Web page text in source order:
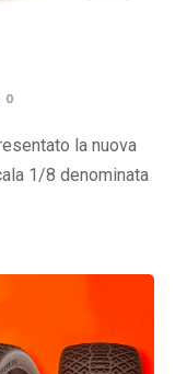
0
la nuova
1/8 denominata